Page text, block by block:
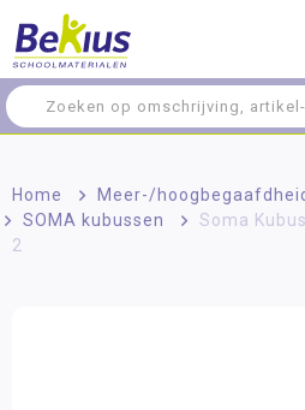
Home > Meer-/
SOMA kubussen
>
Soma
2